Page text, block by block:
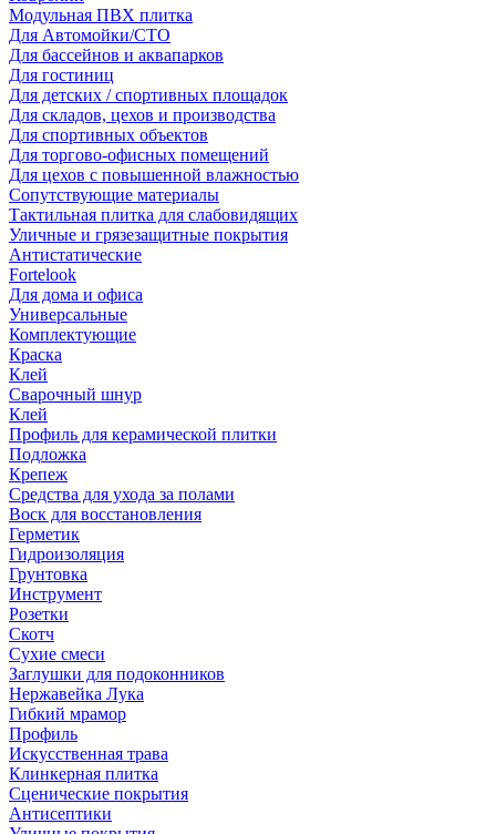
Модульная ПВХ плитка
Для Автомойки/СТО
Для бассейнов и аквапарков
Для гостиниц
Для детских / спортивных площадок
Для складов, цехов и производства
Для спортивных объектов
Для торгово-офисных помещений
Для цехов с повышенной влажностью
Сопутствующие материалы
Тактильная плитка для слабовидящих
Уличные и грязезащитные покрытия
Антистатические
Fortelook
Для дома и офиса
Универсальные
Комплектующие
Краска
Клей
Сварочный шнур
Клей
Профиль для керамической плитки
Подложка
Крепеж
Средства для ухода за полами
Воск для восстановления
Герметик
Гидроизоляция
Грунтовка
Инструмент
Розетки
Скотч
Сухие смеси
Заглушки для подоконников
Нержавейка Лука
Гибкий мрамор
Профиль
Искусственная трава
Клинкерная плитка
Сценические покрытия
Антисептики